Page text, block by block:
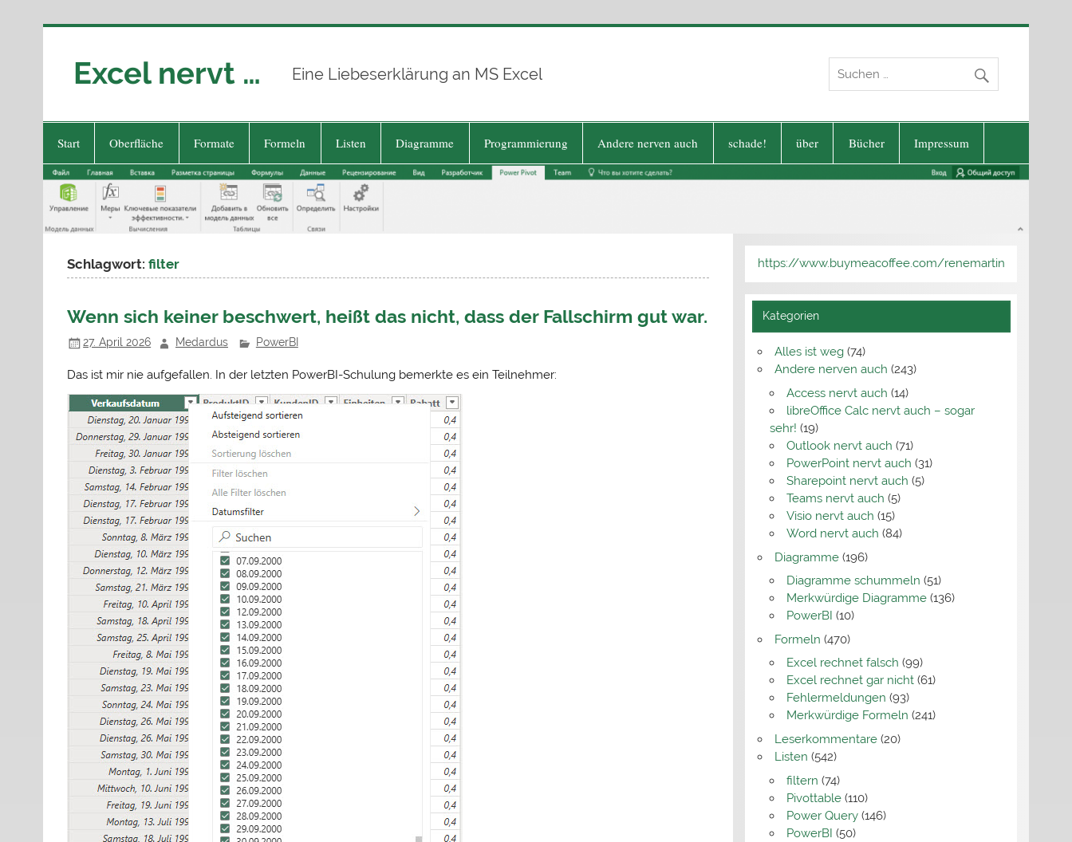
Excel nervt … Eine Liebeserklärung an MS Excel
Start Oberfläche Formate Formeln Listen Diagramme Programmierung Andere nerven auch schade! über Bücher Impressum
Schlagwort:filter
Wenn sich keiner beschwert, heißt das nicht, dass der Fallschirm gut war.
27. April 2026 Medardus PowerBI
Das ist mir nie aufgefallen. In der letzten PowerBI-Schulung bemerkte es ein Teilnehmer:
https://www.buymeacoffee.com/renemartin
Kategorien
Alles ist weg(74)
Andere nerven auch (243)
Access nervt auch (14)
libreOffice Calc nervt auch – sogar
sehr! (19)
Outlook nervt auch (71)
PowerPoint nervt auch (31)
Sharepoint nervt auch (5)
Teams nervt auch (5)
Visio nervt auch (15)
Word nervt auch (84)
Diagramme(196)
Diagramme schummeln (51)
Merkwürdige Diagramme (136)
PowerBI (10)
Formeln (470)
Excel rechnet falsch (99)
Excel rechnet gar nicht (61)
Fehlermeldungen (93)
Merkwürdige Formeln (241)
Leserkommentare(20)
Listen (542)
filtern (74)
Pivottable (110)
Power Query (146)
PowerBI (50)